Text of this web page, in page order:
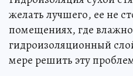
желать лучшего, ее не
помещениях, где
гидроизоляционный
мере решить эту